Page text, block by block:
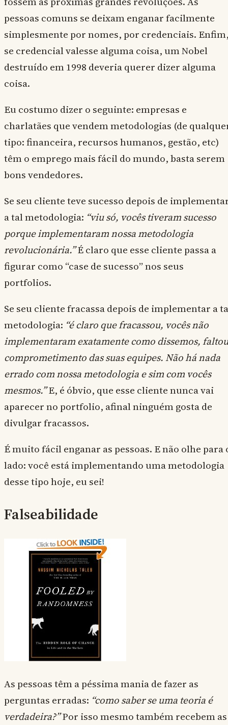
pessoas comuns se deixam enganar facilmente
simplesmente por nomes, por credenciais.
se credencial valesse alguma coisa, um Nobel
destruído em 1998 deveria querer dizer alguma
coisa.
Eu costumo dizer o seguinte: empresas e
charlatães que vendem metodologias (de
tipo: financeira, recursos humanos, gestão, etc)
têm o emprego mais fácil do mundo, basta serem
bons vendedores.
Se seu cliente teve sucesso depois de
a tal metodologia: “viu só, vocês tiveram sucesso
porque implementaram nossa metodologia
revolucionária.”É claro que esse cliente passa a
figurar como “case de sucesso” nos seus
portfolios.
Se seu cliente fracassa depois de implementar a
metodologia: “é claro que fracassou, vocês não
implementaram exatamente como dissemos, faltou
comprometimento das suas equipes. Não há nada
errado com nossa metodologia e sim com vocês
mesmos.”E, é óbvio, que esse cliente nunca vai
aparecer no portfolio, afinal ninguém gosta de
divulgar fracassos.
É muito fácil enganar as pessoas. E não olhe para
lado: você está implementando uma metodologia
desse tipo hoje, eu sei!
Falseabilidade
As pessoas têm a péssima mania de fazer as
perguntas erradas: “como saber se uma teoria é
verdadeira?”Por isso mesmo também recebem as